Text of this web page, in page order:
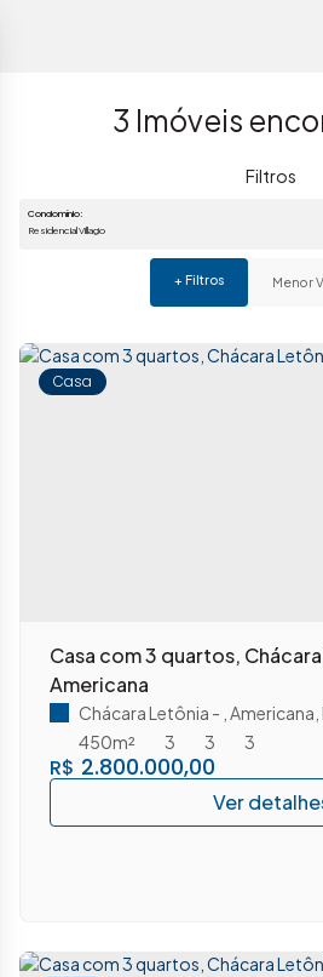
3 Imóveis
Condomínio:
Casa
Casa com 3 quartos,
Americana
R$ 2.800.000,00
Chácara Letônia Americana
3
3
450m² 3